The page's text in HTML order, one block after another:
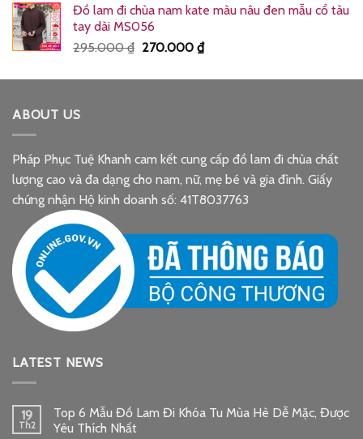
Đồ lam đi chùa nam kate màu nâu đen mẫu cổ tàu
tay dài MS056
295.000₫ Giá
là:
270.000 ₫Giá
tại
ABOUT US
Pháp Phục Tuệ Khanh cam kết cung cấp đồ lam đi chùa chất
lượng cao và đa dạng cho nam, nữ, mẹ bé và gia đình. Giấy
chứng nhận Hộ kinh doanh số: 41T8037763
LATEST NEWS
19
Th2
Top 6 Mẫu Đồ Lam Đi Khóa Tu Mùa Hè Dễ Mặc, Được
Yêu Thích Nhất